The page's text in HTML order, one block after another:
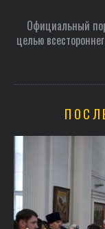
Официальный
целью